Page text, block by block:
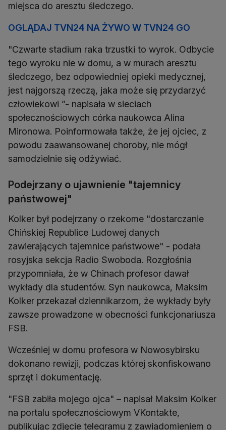
miejsca do aresztu śledczego.
OGLĄDAJ TVN24 NA ŻYWO W TVN24 GO
"Czwarte stadium raka trzustki to wyrok. Odbycie
tego wyroku nie w domu, a w murach aresztu
śledczego, bez odpowiedniej opieki medycznej,
jest najgorszą rzeczą, jaka może się przydarzyć
człowiekowi ”- napisała w sieciach
społecznościowych córka naukowca Alina
Mironowa. Poinformowała także, że jej ojciec, z
powodu zaawansowanej choroby, nie mógł
samodzielnie się odżywiać.
Podejrzany o ujawnienie "tajemnicy
państwowej"
Kolker był podejrzany o rzekome "dostarczanie
Chińskiej Republice Ludowej danych
zawierających tajemnice państwowe" - podała
rosyjska sekcja Radio Swoboda. Rozgłośnia
przypomniała, że w Chinach profesor dawał
wykłady dla studentów. Syn naukowca, Maksim
Kolker przekazał dziennikarzom, że wykłady były
zawsze prowadzone w obecności funkcjonariusza
FSB.
Wcześniej w domu profesora w Nowosybirsku
dokonano rewizji, podczas której skonfiskowano
sprzęt i dokumentację.
"FSB zabiła mojego ojca" – napisał Maksim Kolker
na portalu społecznościowym VKontakte,
publikując zdjęcie telegramu z zawiadomieniem o